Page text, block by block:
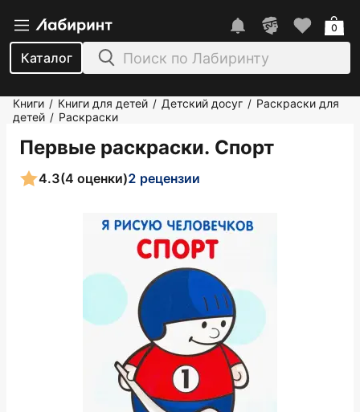
Каталог
0
Книги / Книги для детей / Детский досуг / Раскраски для
детей / Раскраски
Первые раскраски. Спорт
4.3(4 оценки)2 рецензии